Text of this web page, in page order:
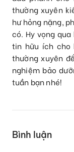
thường xuyên
hư hỏng nặng,
có. Hy vọng
tin hữu ích cho
thường xuyên
nghiệm bảo
tuần bạn nhé!
Bình luận